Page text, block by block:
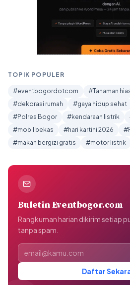
TOPIK POPULER
#eventbogordotcom #Tanaman
#dekorasi rumah
#gaya hidup sehat
#Polres Bogor
#kendaraan listrik
#mobil bekas
#hari kartini 2026
#makan bergizi gratis
#motor listrik
Buletin Eventbogor.com
Rangkuman harian dikirim setiap
tanpa spam.
Alamat email
Daftar